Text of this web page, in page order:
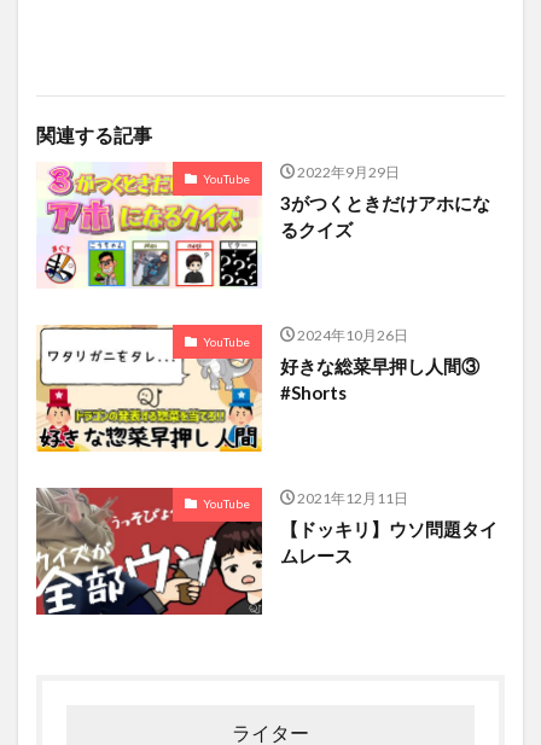
関連する記事
YouTube 2022年9月29日
3がつくときだけアホにな
るクイズ
YouTube 2024年10月26日
好きな総菜早押し人間③
#Shorts
YouTube 2021年12月11日
【ドッキリ】ウソ問題タイ
ムレース
ライター